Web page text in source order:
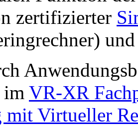
zertifizierter
im VR-XR
mit Virtueller